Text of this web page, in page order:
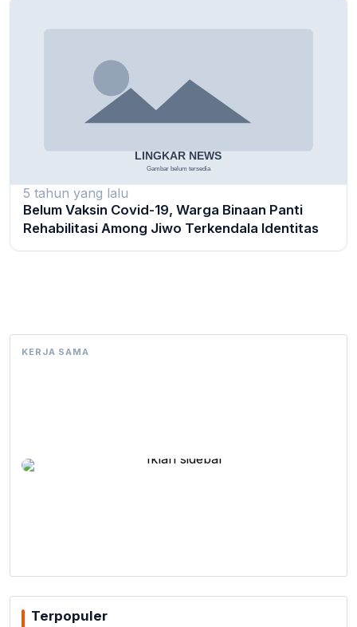
5 tahun yang lalu
Belum Vaksin Covid-19, Warga Binaan Panti
Rehabilitasi Among Jiwo Terkendala Identitas
KERJA SAMA
Terpopuler